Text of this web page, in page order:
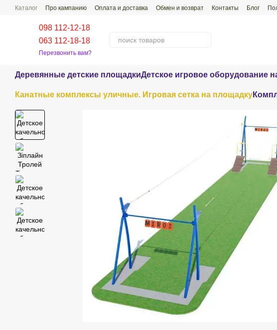
Перейти к основному контенту
Каталог Про кампанию Оплата и доставка Обмен и возврат Контакты Блог
098 112-12-18
063 112-18-18
Перезвонить вам?
Деревянные детские площадкиДетское игровое оборудование
Канатные комплексы уличные. Игровая сетка на площадку